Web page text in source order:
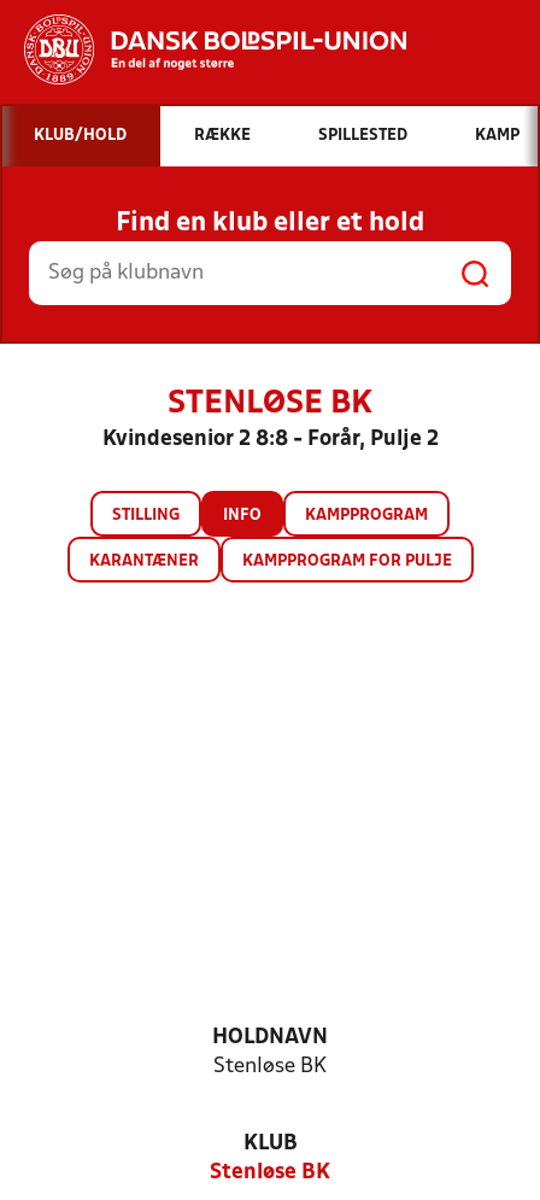
Hvad vil du søge efter?
INDHOLD OG NYHEDER
STILLINGER, RESULTATER, KLUBBER OG
HOLD
KLUB/HOLD RÆKKE SPILLESTED KAMP
Find en klub eller et hold
STENLØSE BK
Kvindesenior 2 8:8 - Forår, Pulje 2
STILLING INFO KAMPPROGRAM
KARANTÆNER KAMPPROGRAM FOR PULJE
HOLDNAVN
Stenløse BK
KLUB
Stenløse BK